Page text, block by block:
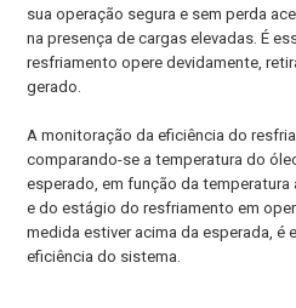
sua operação segura e sem perda
na presença de cargas elevadas. É
resfriamento opere devidamente,
gerado.
A monitoração da eficiência do
comparando-se a temperatura do
esperado, em função da
e do estágio do resfriamento em
medida estiver acima da esperada, é
eficiência do sistema.